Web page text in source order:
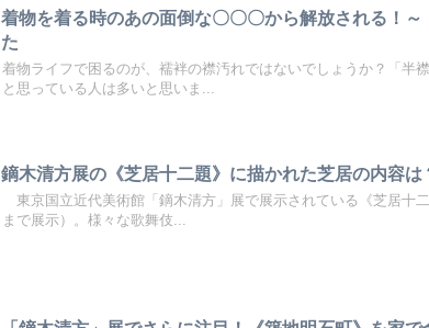
着物を着る時のあの面倒な〇〇〇から解放される！
た
着物ライフで困るのが、襦袢の襟汚れではないでしょうか？「半
と思っている人は多いと思いま...
鏑木清方展の《芝居十二題》に描かれた芝居の内容は
東京国立近代美術館「鏑木清方」展で展示されている《芝居十
まで展示）。様々な歌舞伎...